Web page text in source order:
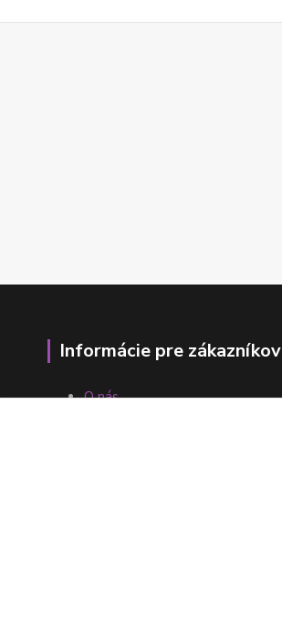
Informácie pre zákazníkov
O nás